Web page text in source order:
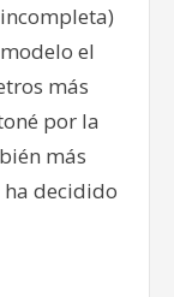
el
más
por la
más
decidido